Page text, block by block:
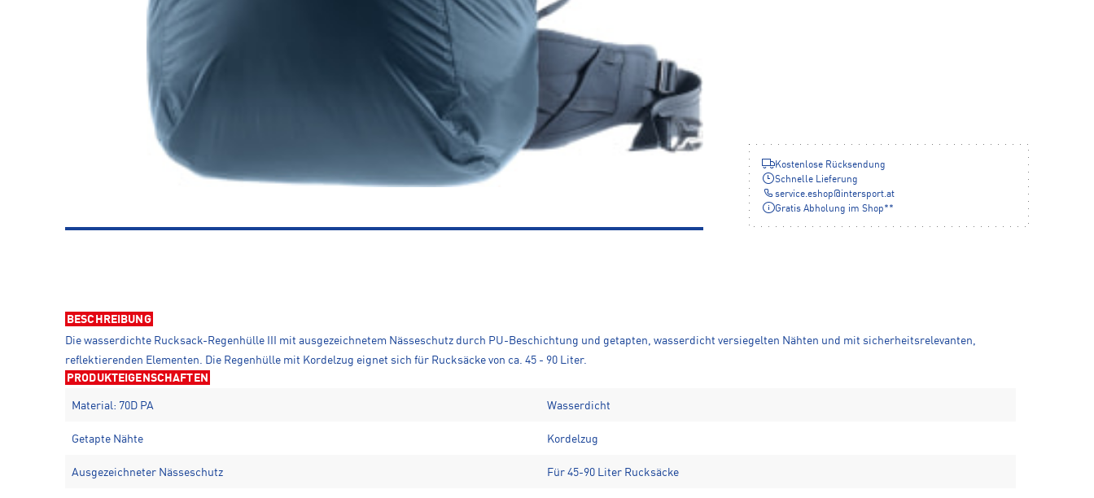
Kostenlose Rücksendung
Schnelle Lieferung
service.eshop@intersport.at
Gratis Abholung im Shop**
BESCHREIBUNG
Die wasserdichte Rucksack-Regenhülle III mit ausgezeichnetem Nässeschutz durch PU-Beschichtung und getapten, wasserdicht versiegelten Nähten und mit sicherheitsrelevanten,
reflektierenden Elementen. Die Regenhülle mit Kordelzug eignet sich für Rucksäcke von ca. 45 - 90 Liter.
PRODUKTEIGENSCHAFTEN
Material: 70D PA Wasserdicht
Getapte Nähte Kordelzug
Ausgezeichneter Nässeschutz Für 45-90 Liter Rucksäcke